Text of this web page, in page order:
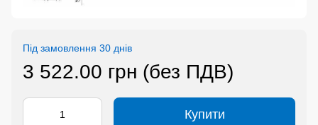
Під замовлення 30 днів
3 522.00 грн (без ПДВ)
Купити